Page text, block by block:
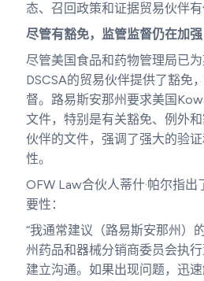
态、召回政策和证据贸易伙伴
尽管有豁免，监管监督仍在加强
尽管美国食品和药物管理局已
DSCSA的贸易伙伴提供了豁免
督。路易斯安那州要求美国
文件，特别是有关豁免、例外
伙伴的文件，强调了强大的验
性。
OFW Law合伙人蒂什·帕尔指
要性：
“我通常建议（路易斯安那州）
州药品和器械分销商委员会执行
建立沟通。如果出现问题，迅